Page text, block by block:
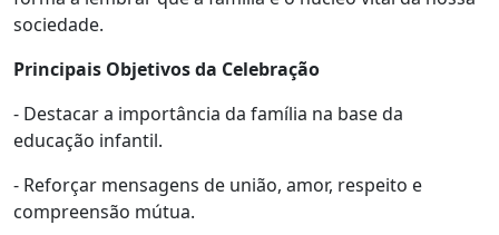
sociedade.
Principais Objetivos da Celebração
- Destacar a importância da família na base da
educação infantil.
- Reforçar mensagens de união, amor, respeito e
compreensão mútua.